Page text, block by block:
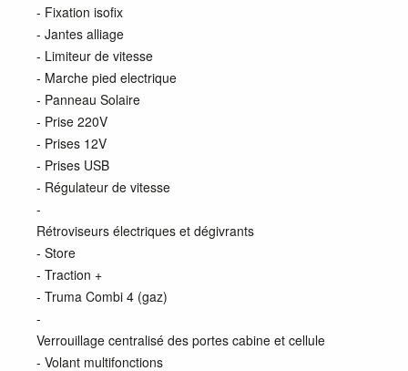
- Fixation isofix
- Jantes alliage
- Limiteur de vitesse
- Marche pied electrique
- Panneau Solaire
- Prise 220V
- Prises 12V
- Prises USB
- Régulateur de vitesse
-
Rétroviseurs électriques et dégivrants
- Store
- Traction +
- Truma Combi 4 (gaz)
-
Verrouillage centralisé des portes cabine et cellule
- Volant multifonctions